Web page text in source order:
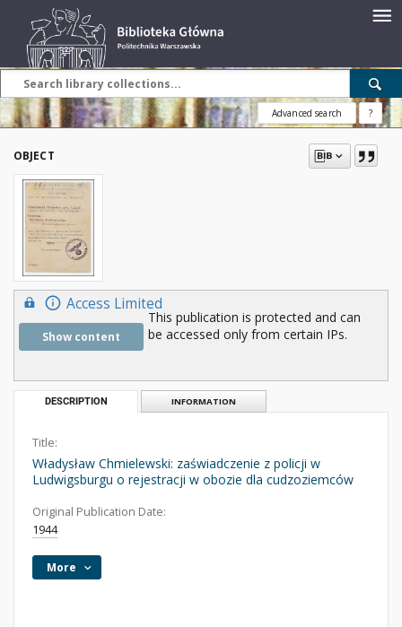
Advanced search ?
OBJECT
Access Limited
Show content
This publication is protected and can
be accessed only from certain IPs.
DESCRIPTION INFORMATION
Title:
Władysław Chmielewski: zaświadczenie z policji w
Ludwigsburgu o rejestracji w obozie dla cudzoziemców
Original Publication Date:
1944
More